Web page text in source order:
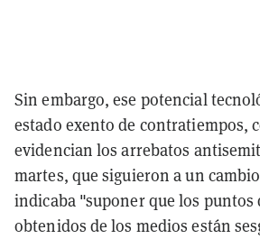
Sin embargo, ese potencial
estado exento de contratiempos,
evidencian los arrebatos
martes, que siguieron a un
indicaba "suponer que los puntos
obtenidos de los medios están